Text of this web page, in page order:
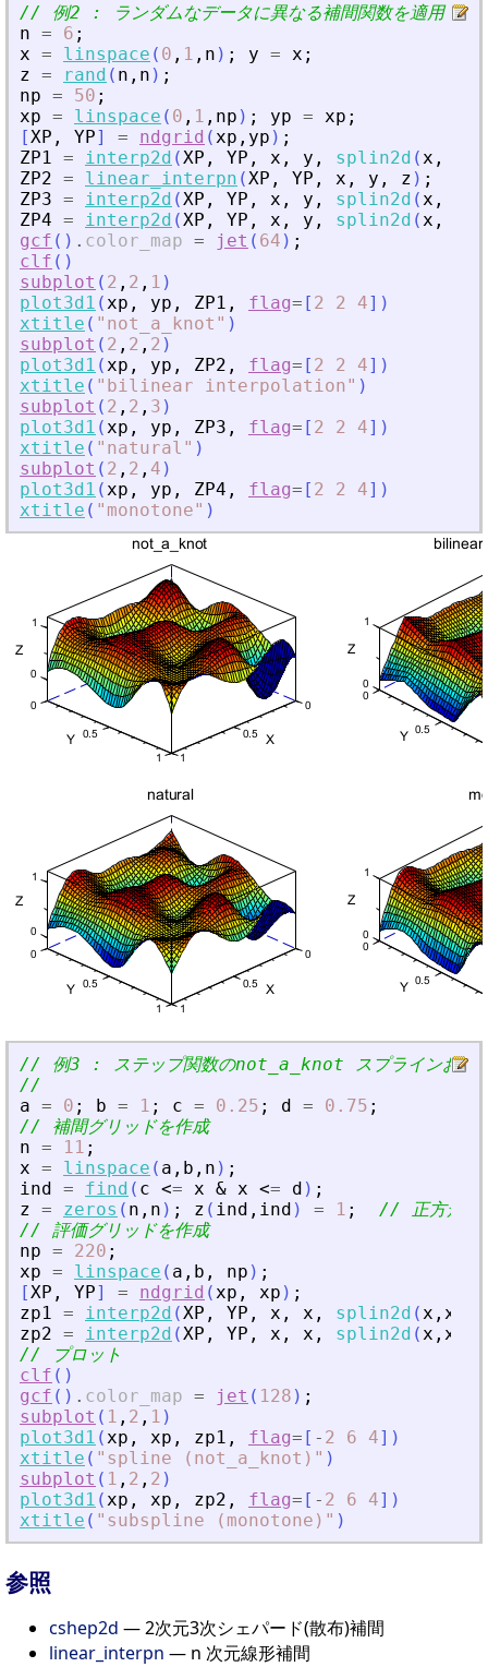
// 例2 : ランダムなデータに異なる補間関数を適用
n = 6 ;
x = linspace ( 0 , 1 , n ) ; y = x ;
z = rand ( n , n ) ;
np = 50 ;
xp = linspace ( 0 , 1 , np ) ; yp = xp ;
[XP , YP] = ndgrid (xp , yp ) ;
ZP1 = interp2d (XP , YP , x , y , splin2d (x ,
ZP2 = linear_interpn (XP , YP , x , y , z ) ;
ZP3 = interp2d (XP , YP , x , y , splin2d (x ,
ZP4 = interp2d (XP , YP , x , y , splin2d (x ,
gcf ( ) . color_map = jet ( 64 ) ;
clf ( )
subplot ( 2 , 2 , 1 )
plot3d1 (xp , yp , ZP1 , flag= [ 2 2 4] )
xtitle ( " not_a_knot " )
subplot ( 2 , 2 , 2 )
plot3d1 (xp , yp , ZP2 , flag= [ 2 2 4] )
xtitle ( " bilinear interpolation" )
subplot ( 2 , 2 , 3 )
plot3d1 (xp , yp , ZP3 , flag= [ 2 2 4] )
xtitle ( " natural " )
subplot ( 2 , 2 , 4 )
plot3d1 (xp , yp , ZP4 , flag= [ 2 2 4] )
xtitle ( " monotone" )
// 例3 : ステップ関数のnot_a_knot スプラインおよ
//
a = 0 ; b = 1 ; c = 0.25 ; d = 0.75 ;
// 補間グリッドを作成
n = 11 ;
x = linspace ( a , b , n ) ;
ind = find ( c <= x & x <= d ) ;
z = zeros ( n , n ) ; z ( ind , ind ) = 1 ;
// 正方形の
// 評価グリッドを作成
np = 220 ;
xp = linspace ( a , b , np ) ;
[XP , YP] = ndgrid (xp , xp ) ;
zp1 = interp2d (XP , YP , x , x , splin2d (x , x
zp2 = interp2d (XP , YP , x , x , splin2d (x , x
// プロット
clf ( )
gcf ( ) . color_map = jet ( 128 ) ;
subplot ( 1 , 2 , 1 )
plot3d1 (xp , xp , zp1 , flag= [ - 2 6 4] )
xtitle ( " spline (not_a_knot) " )
subplot ( 1 , 2 , 2 )
plot3d1 (xp , xp , zp2 , flag= [ - 2 6 4] )
xtitle ( " subspline (monotone) " )
参照
cshep2d — 2次元3次シェパード(散布)補間
linear_interpn — n 次元線形補間